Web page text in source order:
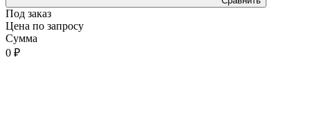
Под заказ
Цена по запросу
Сумма
0 ₽